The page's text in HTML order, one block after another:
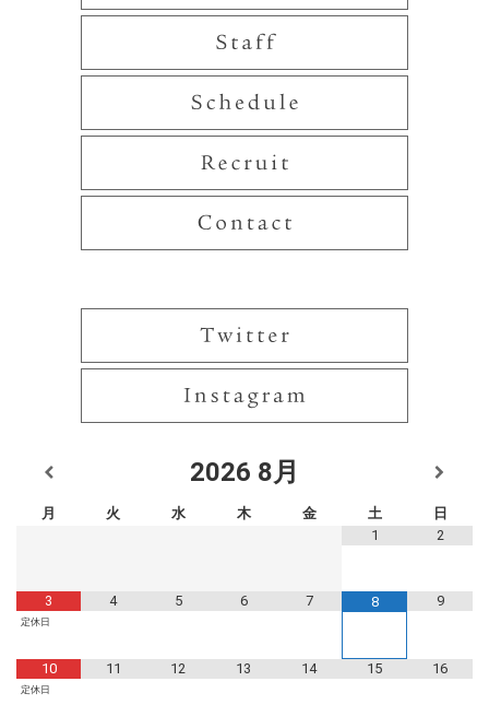
2026 8月
月 火 水 木 金 土
日
1
2
3
定休日
4 5 6 7 8 9
10
定休日
11 12 13 14 15 16